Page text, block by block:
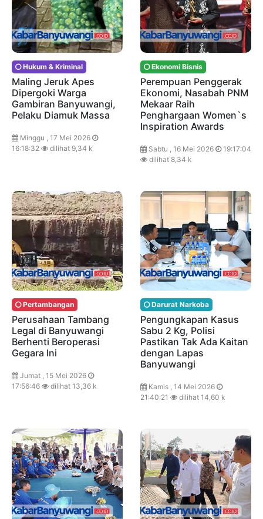
Hukum & Kriminal
Maling Jeruk Apes
Dipergoki Warga
Gambiran Banyuwangi,
Pelaku Diamuk Massa
Minggu , 17 Mei 2026
16:18:32
dilihat 9,34 k
Ekonomi Bisnis
Perempuan Penggerak
Ekonomi, Nasabah PNM
Mekaar Raih
Penghargaan Women`s
Inspiration Awards
Sabtu , 16 Mei 2026
19:17:04
dilihat 8,34 k
Pertambangan
Perusahaan Tambang
Legal di Banyuwangi
Berhenti Beroperasi
Gegara Ini
Jumat , 15 Mei 2026
17:56:46
dilihat 13,36 k
Darurat Narkoba
Pengungkapan Kasus
Sabu 2 Kg, Polisi
Pastikan Tak Ada Kaitan
dengan Lapas
Banyuwangi
Kamis , 14 Mei 2026
21:40:21
dilihat 14,60 k